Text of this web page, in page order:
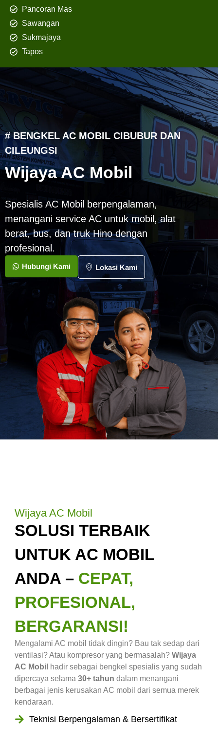
Pancoran Mas
Sawangan
Sukmajaya
Tapos
# BENGKEL AC MOBIL CIBUBUR DAN
CILEUNGSI
Wijaya AC Mobil
Spesialis AC Mobil berpengalaman,
menangani service AC untuk mobil, alat
berat, bus, dan truk Hino dengan
profesional.
Hubungi Kami Lokasi Kami
Wijaya AC Mobil
SOLUSI TERBAIK
UNTUK AC MOBIL
ANDA – CEPAT,
PROFESIONAL,
BERGARANSI!
Mengalami AC mobil tidak dingin? Bau tak sedap dari
ventilasi? Atau kompresor yang bermasalah? Wijaya
AC Mobil hadir sebagai bengkel spesialis yang sudah
dipercaya selama 30+ tahun dalam menangani
berbagai jenis kerusakan AC mobil dari semua merek
kendaraan.
Teknisi Berpengalaman & Bersertifikat